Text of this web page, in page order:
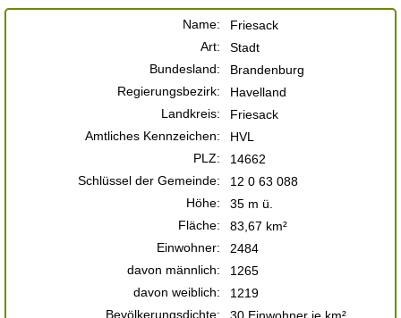
Name:
Friesack
Art:
Stadt
Bundesland:
Brandenburg
Regierungsbezirk:
Havelland
Landkreis:
Friesack
Amtliches Kennzeichen:
HVL
PLZ:
14662
Schlüssel der Gemeinde:
12 0 63 088
Höhe:
35 m ü.
Fläche:
83,67 km²
Einwohner:
2484
davon männlich:
1265
davon weiblich:
1219
Bevölkerungsdichte: